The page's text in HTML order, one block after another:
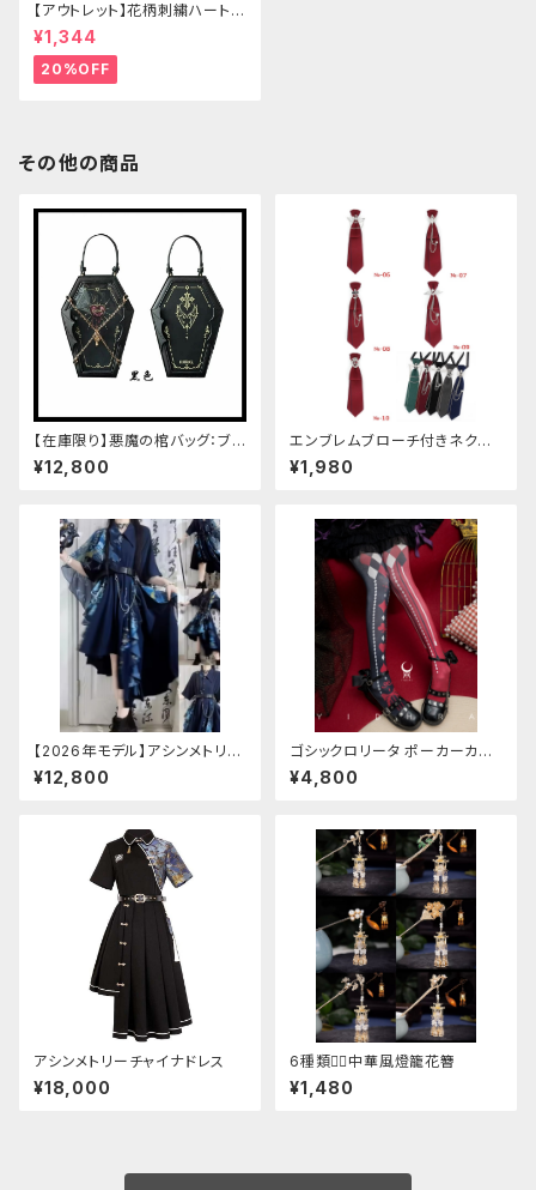
【アウトレット】花柄刺繍ハートバ
ッグ
¥1,344
20%OFF
その他の商品
【在庫限り】悪魔の棺バッグ：ブラ
ック
¥12,800
エンブレムブローチ付きネクタ
イ(レッド)
¥1,980
【2026年モデル】アシンメトリー
チャイナ改良ドレス
¥12,800
ゴシックロリータ ポーカーカー
ド柄 プリントタイツ
¥4,800
アシンメトリーチャイナドレス
¥18,000
6種類❁⃘中華風燈籠花簪
¥1,480